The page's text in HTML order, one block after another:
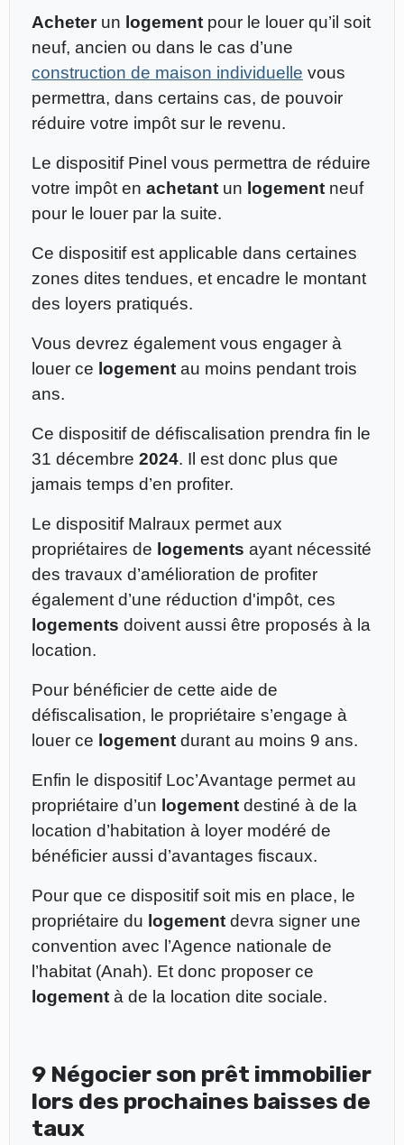
Acheterun logementpour le louer qu’il soit
neuf, ancien ou dans le cas d’une
construction de maison individuelle vous
permettra, dans certains cas, de pouvoir
réduire votre impôt sur le revenu.
Le dispositif Pinel vous permettra de réduire
votre impôt en achetantun logementneuf
pour le louer par la suite.
Ce dispositif est applicable dans certaines
zones dites tendues, et encadre le montant
des loyers pratiqués.
Vous devrez également vous engager à
louer ce logementau moins pendant trois
ans.
Ce dispositif de défiscalisation prendra fin le
31 décembre 2024. Il est donc plus que
jamais temps d’en profiter.
Le dispositif Malraux permet aux
propriétaires de logements ayant nécessité
des travaux d’amélioration de profiter
également d’une réduction d'impôt, ces
logements doivent aussi être proposés à la
location.
Pour bénéficier de cette aide de
défiscalisation, le propriétaire s’engage à
louer ce logementdurant au moins 9 ans.
Enfin le dispositif Loc’Avantage permet au
propriétaire d’un logementdestiné à de la
location d’habitation à loyer modéré de
bénéficier aussi d’avantages fiscaux.
Pour que ce dispositif soit mis en place, le
propriétaire du logementdevra signer une
convention avec l’Agence nationale de
l’habitat (Anah). Et donc proposer ce
logementà de la location dite sociale.
9 Négocier son prêt immobilier
lors des prochaines baisses de
taux